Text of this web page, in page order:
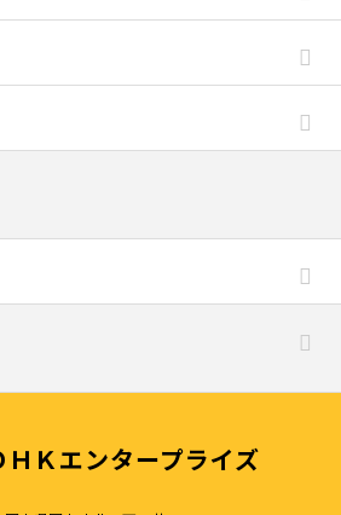
Ｋエンタープライズ